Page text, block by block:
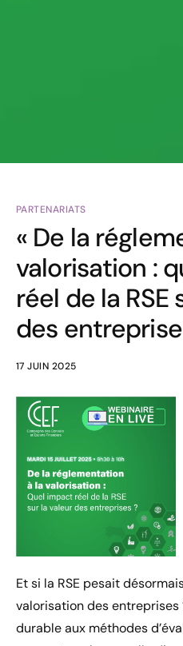
PARTENARIATS
« De la
valorisation :
réel de la RSE
des
17 JUIN 2025
Et si la RSE pesait
valorisation des
durable aux méthodes